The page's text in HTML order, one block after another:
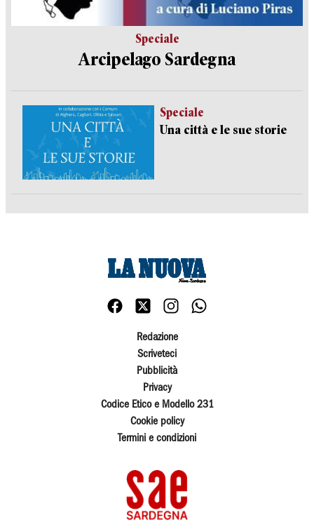
Speciale
Arcipelago Sardegna
Speciale
Una città e le sue storie
Redazione
Scriveteci
Pubblicità
Privacy
Codice Etico e Modello 231
Cookie policy
Termini e condizioni